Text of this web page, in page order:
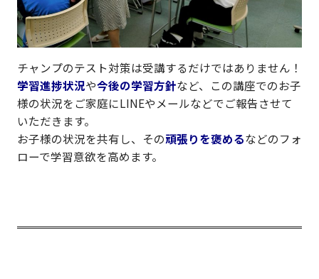
チャンプのテスト対策は受講するだけではありません！
学習進捗状況や今後の学習方針など、この講座でのお子
様の状況をご家庭にLINEやメールなどでご報告させて
いただきます。
お子様の状況を共有し、その頑張りを褒めるなどのフォ
ローで学習意欲を高めます。